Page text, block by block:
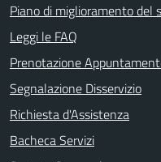
Piano di miglioramento del
Leggi le FAQ
Prenotazione
Segnalazione Disservizio
Richiesta d'Assistenza
Bacheca Servizi